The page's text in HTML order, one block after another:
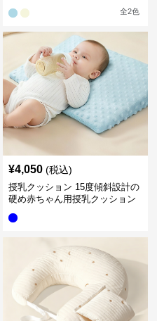
全2色
¥4,050 (税込)
授乳クッション 15度傾斜設計の
硬め赤ちゃん用授乳クッション